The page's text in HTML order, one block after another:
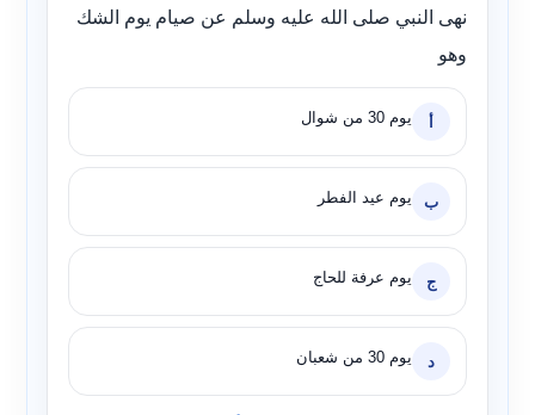
نهى النبي صلى الله عليه وسلم عن صيام يوم الشك
وهو
أ يوم 30 من شوال
ب يوم عيد الفطر
ج يوم عرفة للحاج
د يوم 30 من شعبان